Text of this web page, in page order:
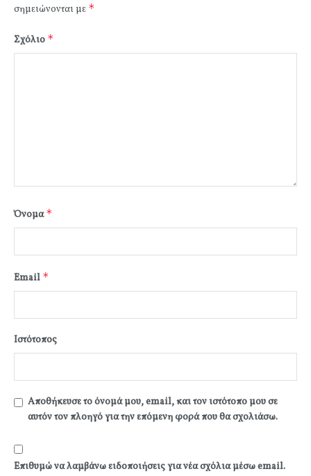
σημειώνονται με *
Σχόλιο *
Όνομα*
Email *
Ιστότοπος
Αποθήκευσε το όνομά μου, email, και τον ιστότοπο μου σε
αυτόν τον πλοηγό για την επόμενη φορά που θα σχολιάσω.
Επιθυμώ να λαμβάνω ειδοποιήσεις για νέα σχόλια μέσω email.